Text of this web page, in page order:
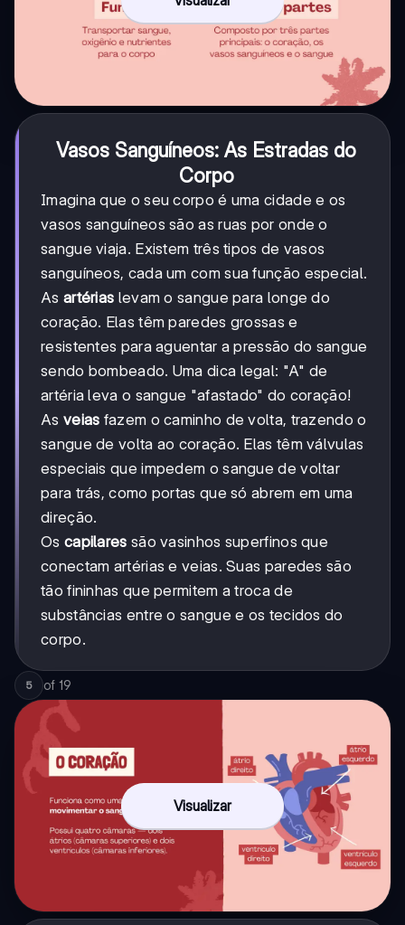
Vasos Sanguíneos: As Estradas do
Corpo
Imagina que o seu corpo é uma cidade e os
vasos sanguíneos são as ruas por onde o
sangue viaja. Existem três tipos de vasos
sanguíneos, cada um com sua função especial.
As artérias levam o sangue para longe do
coração. Elas têm paredes grossas e
resistentes para aguentar a pressão do sangue
sendo bombeado. Uma dica legal: "A" de
artéria leva o sangue "afastado" do coração!
As veias fazem o caminho de volta, trazendo o
sangue de volta ao coração. Elas têm válvulas
especiais que impedem o sangue de voltar
para trás, como portas que só abrem em uma
direção.
Os capilares são vasinhos superfinos que
conectam artérias e veias. Suas paredes são
tão fininhas que permitem a troca de
substâncias entre o sangue e os tecidos do
corpo.
5 of 19
Visualizar